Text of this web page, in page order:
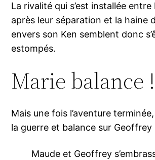
La rivalité qui s’est installée entre
après leur séparation et la haine
envers son Ken semblent donc
estompés.
Marie balance !
Mais une fois l’aventure
la guerre et balance sur Geoffrey
Maude et Geoffrey